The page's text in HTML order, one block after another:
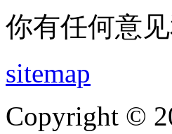
你有任何意
sitemap
Copyright ©